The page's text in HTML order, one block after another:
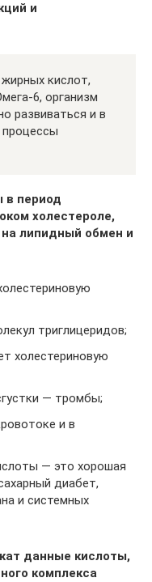
и
кислот,
6, организм
развиваться и в
период
холестероле,
липидный обмен и
триглицеридов;
холестериновую
— тромбы;
и в
— это хорошая
диабет,
и системных
данные кислоты,
комплекса